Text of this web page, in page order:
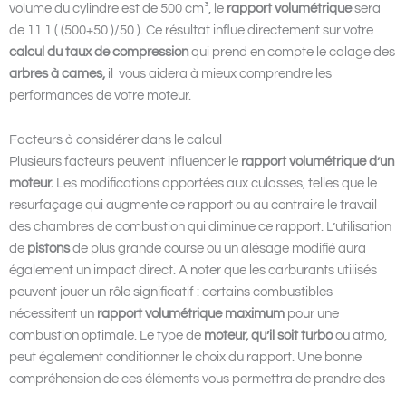
volume du cylindre est de 500 cm³, le rapport volumétriquesera
de 11.1 ( (500+50 )/50 ). Ce résultat influe directement sur votre
calcul du taux de compressionqui prend en compte le calage des
arbres à cames, il
vous aidera à mieux comprendre les
performances de votre moteur.
Facteurs à considérer dans le calcul
Plusieurs facteurs peuvent influencer le rapport volumétrique d’un
moteur. Les modifications apportées aux culasses, telles que le
resurfaçage qui augmente ce rapport ou au contraire le travail
des chambres de combustion qui diminue ce rapport. L’utilisation
de pistonsde plus grande course ou un alésage modifié aura
également un impact direct. A noter que les carburants utilisés
peuvent jouer un rôle significatif : certains combustibles
nécessitent un rapport volumétrique maximum pour une
combustion optimale. Le type de moteur, qu’il soit turboou atmo,
peut également conditionner le choix du rapport. Une bonne
compréhension de ces éléments vous permettra de prendre des